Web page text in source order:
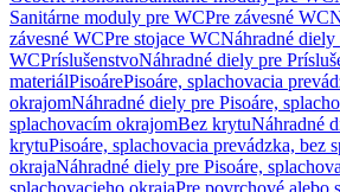
Sanitárne moduly pre WCPre závesné WC
závesné WCPre stojace WCNáhradné diely
WCPríslušenstvoNáhradné diely pre
materiálPisoárePisoáre, splachovacia
okrajomNáhradné diely pre Pisoáre,
splachovacím okrajomBez krytuNáhradné
krytuPisoáre, splachovacia prevádzka, bez
okrajaNáhradné diely pre Pisoáre,
splachovacieho okrajaPre povrchové alebo